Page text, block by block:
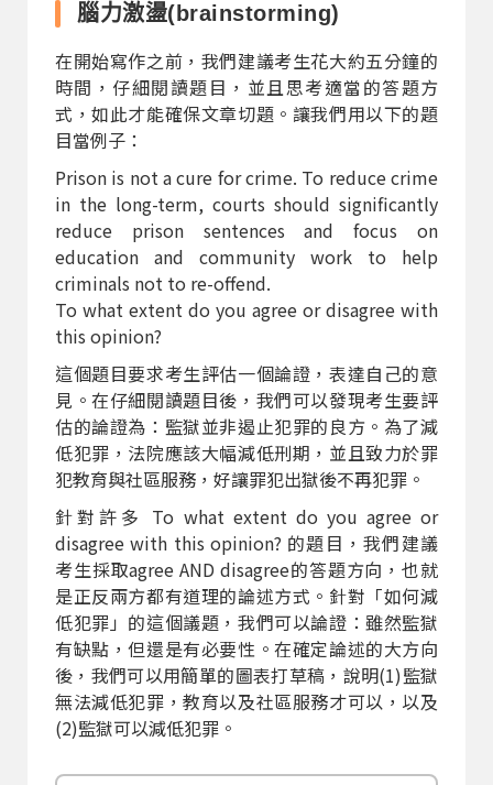
腦力激盪(brainstorming)
在開始寫作之前，我們建議考生花大約五分鐘的
時間，仔細閱讀題目，並且思考適當的答題方
式，如此才能確保文章切題。讓我們用以下的題
目當例子：
Prison is not a cure for crime. To reduce crime
in the long-term, courts should significantly
reduce prison sentences and focus on
education and community work to help
criminals not to re-offend.
To what extent do you agree or disagree with
this opinion?
這個題目要求考生評估一個論證，表達自己的意
見。在仔細閱讀題目後，我們可以發現考生要評
估的論證為：監獄並非遏止犯罪的良方。為了減
低犯罪，法院應該大幅減低刑期，並且致力於罪
犯教育與社區服務，好讓罪犯出獄後不再犯罪。
針對許多 To what extent do you agree or
disagree with this opinion? 的題目，我們建議
考生採取agree AND disagree的答題方向，也就
是正反兩方都有道理的論述方式。針對「如何減
低犯罪」的這個議題，我們可以論證：雖然監獄
有缺點，但還是有必要性。在確定論述的大方向
後，我們可以用簡單的圖表打草稿，說明(1)監獄
無法減低犯罪，教育以及社區服務才可以，以及
(2)監獄可以減低犯罪。